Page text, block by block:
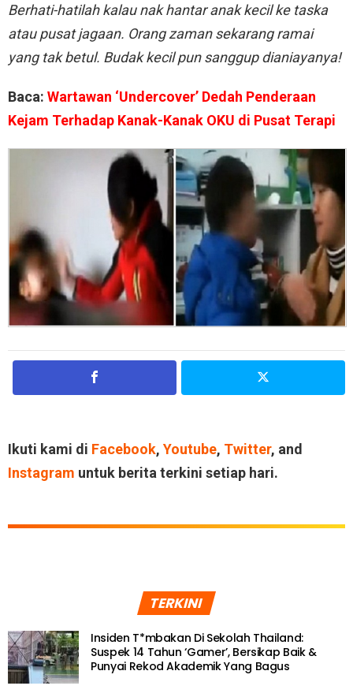
Berhati-hatilah kalau nak hantar anak kecil ke taska
atau pusat jagaan. Orang zaman sekarang ramai
yang tak betul. Budak kecil pun sanggup dianiayanya!
Baca: Wartawan ‘Undercover’ Dedah Penderaan
Kejam Terhadap Kanak-Kanak OKU di Pusat Terapi
Ikuti kami di Facebook, Youtube, Twitter, and
Instagram untuk berita terkini setiap hari.
TERKINI
Insiden T*mbakan Di Sekolah Thailand:
Suspek 14 Tahun ‘Gamer’, Bersikap Baik &
Punyai Rekod Akademik Yang Bagus